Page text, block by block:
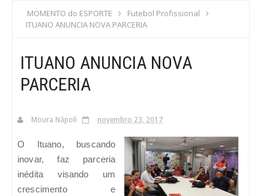
MOMENTO do ESPORTE
Futebol Profissional
ITUANO ANUNCIA NOVA PARCERIA
ITUANO ANUNCIA NOVA
PARCERIA
Moura Nápoli novembro 23, 2017
O Ituano, buscando
inovar, faz parceria
inédita visando um
crescimento e